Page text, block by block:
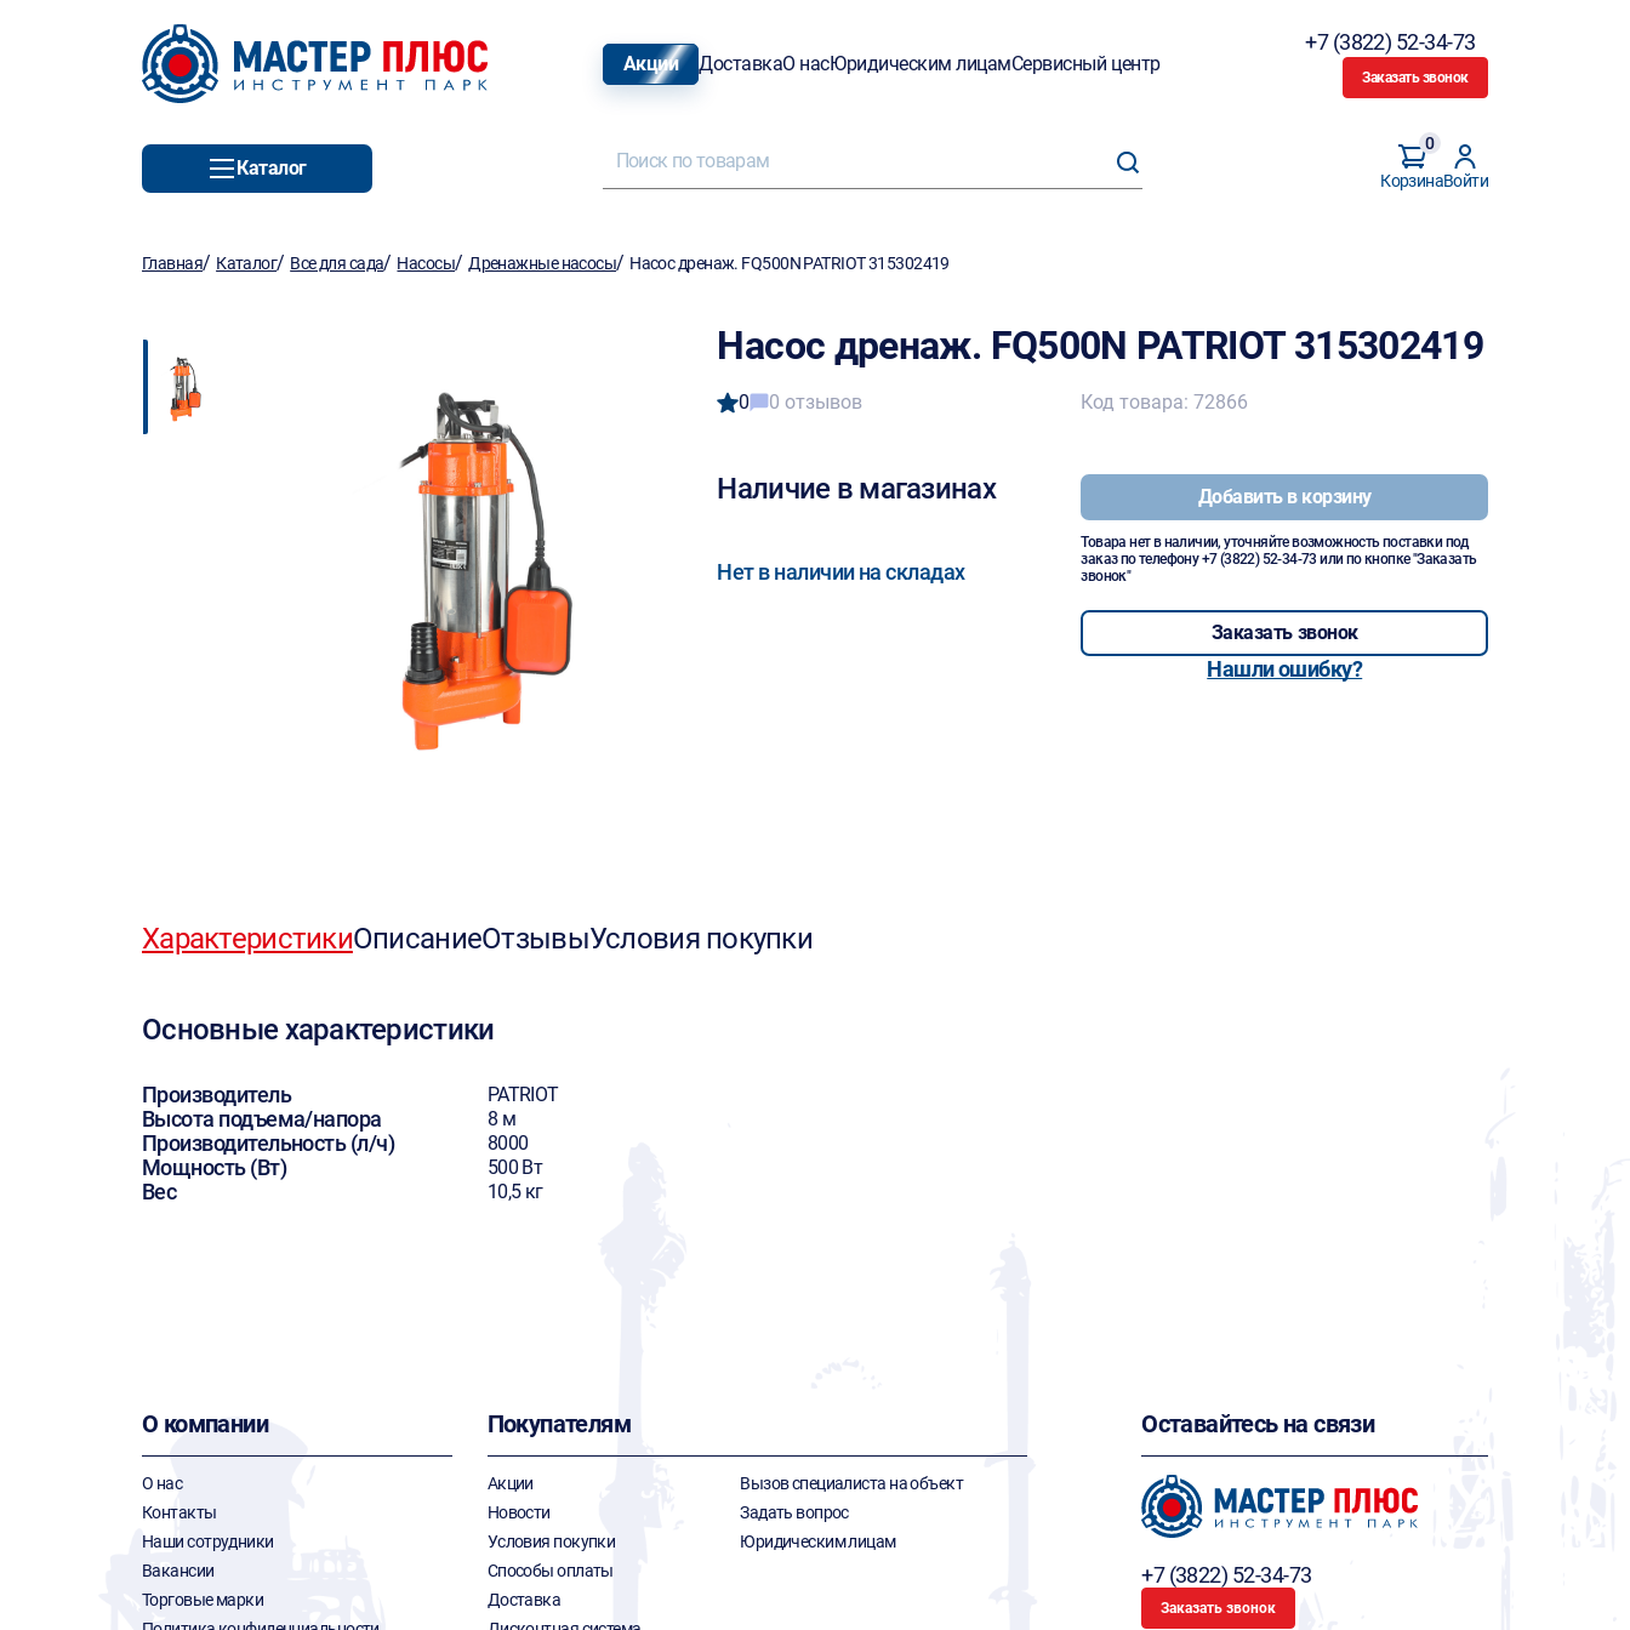
Акции ДоставкаО насЮридическим лицамСервисный центр
+7 (3822) 52-34-73
Заказать звонок
Каталог
Корзина
0
Войти
Главная/ Каталог/ Все для сада/ Насосы/Дренажные насосы/ Насос дренаж. FQ500N PATRIOT 315302419
Насос дренаж. FQ500N PATRIOT 315302419
0 0 отзывов
Наличие в магазинах
Нет в наличии на складах
Код товара: 72866
Добавить в корзину
Товара нет в наличии, уточняйте возможность поставки под
заказ по телефону+7 (3822) 52-34-73 или по кнопке "Заказать
звонок"
Заказать звонок
Нашли ошибку?
ХарактеристикиОписаниеОтзывыУсловия покупки
Основные характеристики
Производитель PATRIOT
Высота подъема/напора 8 м
Производительность (л/ч) 8000
Мощность (Вт) 500 Вт
Вес 10,5 кг
О компании
О нас
Контакты
Наши сотрудники
Вакансии
Торговые марки
Покупателям
Акции
Новости
Условия покупки
Способы оплаты
Доставка
Вызов специалиста на объект
Задать вопрос
Юридическим лицам
Оставайтесь на связи
+7 (3822) 52-34-73
Заказать звонок